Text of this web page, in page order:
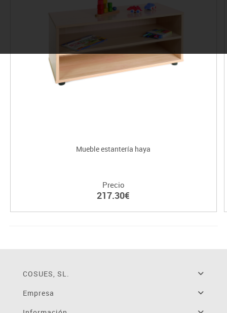
Mueble estantería haya
Precio
217.30€
COSUES, SL.
Empresa